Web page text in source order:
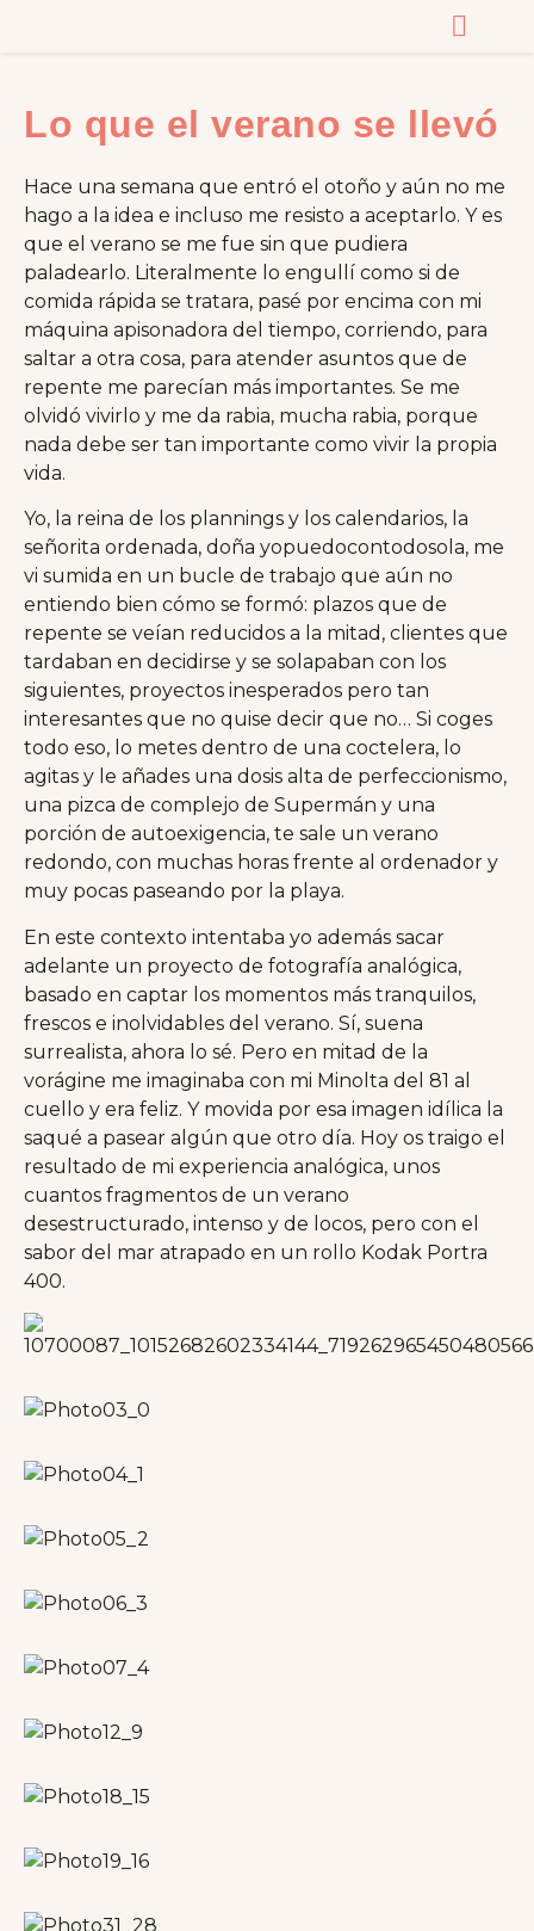
Lo que el verano se llevó
Hace una semana que entró el otoño y aún no me
hago a la idea e incluso me resisto a aceptarlo. Y es
que el verano se me fue sin que pudiera
paladearlo. Literalmente lo engullí como si de
comida rápida se tratara, pasé por encima con mi
máquina apisonadora del tiempo, corriendo, para
saltar a otra cosa, para atender asuntos que de
repente me parecían más importantes. Se me
olvidó vivirlo y me da rabia, mucha rabia, porque
nada debe ser tan importante como vivir la propia
vida.
Yo, la reina de los plannings y los calendarios, la
señorita ordenada, doña yopuedocontodosola, me
vi sumida en un bucle de trabajo que aún no
entiendo bien cómo se formó: plazos que de
repente se veían reducidos a la mitad, clientes que
tardaban en decidirse y se solapaban con los
siguientes, proyectos inesperados pero tan
interesantes que no quise decir que no… Si coges
todo eso, lo metes dentro de una coctelera, lo
agitas y le añades una dosis alta de perfeccionismo,
una pizca de complejo de Supermán y una
porción de autoexigencia, te sale un verano
redondo, con muchas horas frente al ordenador y
muy pocas paseando por la playa.
En este contexto intentaba yo además sacar
adelante un proyecto de fotografía analógica,
basado en captar los momentos más tranquilos,
frescos e inolvidables del verano. Sí, suena
surrealista, ahora lo sé. Pero en mitad de la
vorágine me imaginaba con mi Minolta del 81 al
cuello y era feliz. Y movida por esa imagen idílica la
saqué a pasear algún que otro día. Hoy os traigo el
resultado de mi experiencia analógica, unos
cuantos fragmentos de un verano
desestructurado, intenso y de locos, pero con el
sabor del mar atrapado en un rollo Kodak Portra
400.